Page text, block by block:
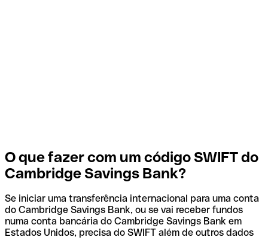
O que fazer com um código SWIFT do
Cambridge Savings Bank?
Se iniciar uma transferência internacional para uma conta
do Cambridge Savings Bank, ou se vai receber fundos
numa conta bancária do Cambridge Savings Bank em
Estados Unidos, precisa do SWIFT além de outros dados